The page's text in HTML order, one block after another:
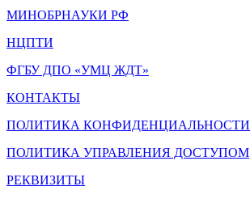
МИНОБРНАУКИ РФ
НЦПТИ
ФГБУ ДПО «УМЦ ЖДТ»
КОНТАКТЫ
ПОЛИТИКА КОНФИДЕНЦИАЛЬНОСТИ
ПОЛИТИКА УПРАВЛЕНИЯ ДОСТУПОМ
РЕКВИЗИТЫ